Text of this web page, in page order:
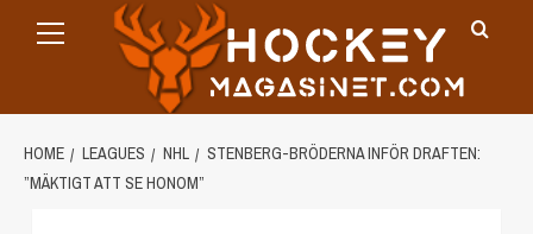
Menu
HOME LEAGUES NHL
STENBERG-BRÖDERNA INFÖR DRAFTEN:
”MÄKTIGT ATT SE HONOM”